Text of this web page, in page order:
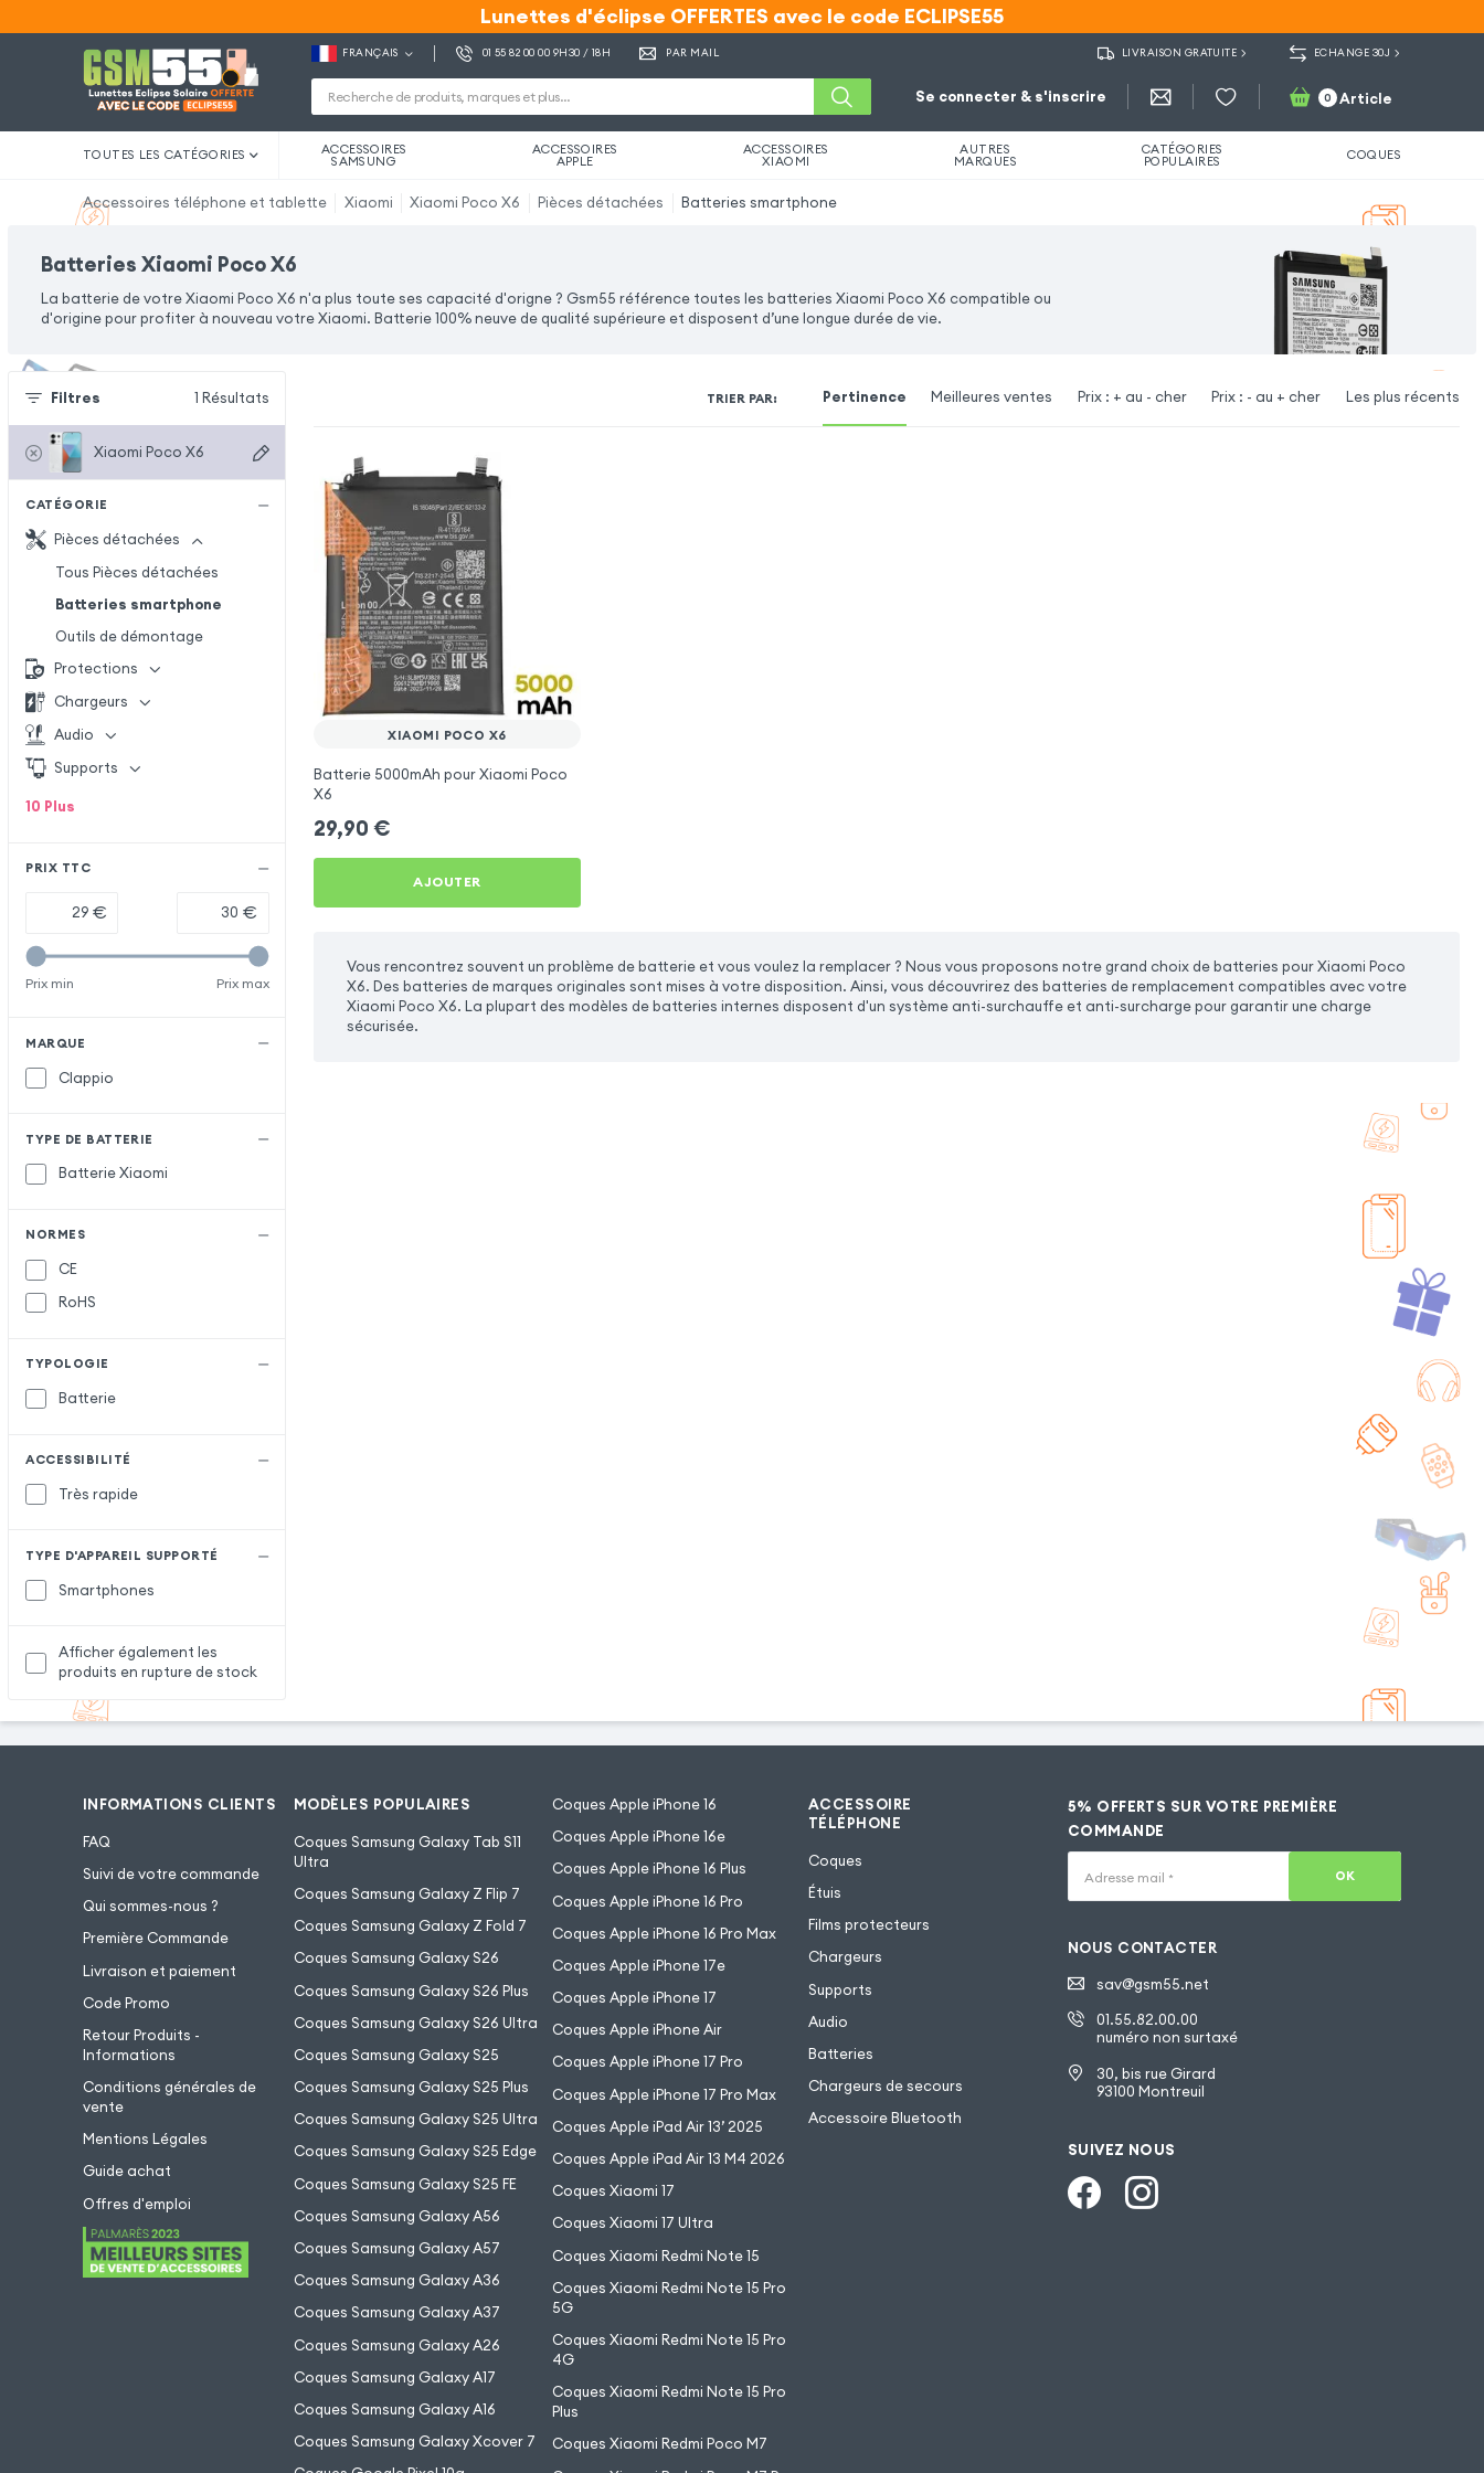
Lunettes d'éclipse OFFERTES avec le code ECLIPSE55
Lunettes d'éclipse OFFERTES avec le code ECLIPSE55
FRANÇAIS 01 55 82 00 00 9H30 / 18H PAR MAIL LIVRAISON GRATUITE ECHANGE 30J
Se connecter & s'inscrire 0 Article
TOUTES LES CATÉGORIES ACCESSOIRES
SAMSUNG
ACCESSOIRES
APPLE
ACCESSOIRES
XIAOMI
AUTRES
MARQUES
CATÉGORIES
POPULAIRES COQUES
Accessoires téléphone et tablette Xiaomi Xiaomi Poco X6 Pièces détachées Batteries smartphone
Batteries Xiaomi Poco X6
La batterie de votre Xiaomi Poco X6 n'a plus toute ses capacité d'origne ? Gsm55 référence toutes les batteries Xiaomi Poco X6 compatible ou
d'origine pour profiter à nouveau votre Xiaomi. Batterie 100% neuve de qualité supérieure et disposent d’une longue durée de vie.
Filtres 1 Résultats
Xiaomi Poco X6
CATÉGORIE
Pièces détachées
Tous Pièces détachées
Batteries smartphone
Outils de démontage
Protections
Chargeurs
Audio
Supports
10 Plus
PRIX TTC
€ €
Prix min Prix max
MARQUE
Clappio
TYPE DE BATTERIE
Batterie Xiaomi
NORMES
CE
RoHS
TYPOLOGIE
Batterie
ACCESSIBILITÉ
Très rapide
TYPE D'APPAREIL SUPPORTÉ
Smartphones
Afficher également les
produits en rupture de stock
TRIER PAR: Pertinence Meilleures ventes Prix : + au - cher Prix : - au + cher Les plus récents
XIAOMI POCO X6
Batterie 5000mAh pour Xiaomi Poco
X6
29,90 €
AJOUTER
Vous rencontrez souvent un problème de batterie et vous voulez la remplacer ? Nous vous proposons notre grand choix de batteries pour Xiaomi Poco
X6. Des batteries de marques originales sont mises à votre disposition. Ainsi, vous découvrirez des batteries de remplacement compatibles avec votre
Xiaomi Poco X6. La plupart des modèles de batteries internes disposent d'un système anti-surchauffe et anti-surcharge pour garantir une charge
sécurisée.
INFORMATIONS CLIENTS
FAQ
Suivi de votre commande
Qui sommes-nous ?
Première Commande
Livraison et paiement
Code Promo
Retour Produits -
Informations
Conditions générales de
vente
Mentions Légales
Guide achat
Offres d'emploi
MODÈLES POPULAIRES
Coques Samsung Galaxy Tab S11
Ultra
Coques Samsung Galaxy Z Flip 7
Coques Samsung Galaxy Z Fold 7
Coques Samsung Galaxy S26
Coques Samsung Galaxy S26 Plus
Coques Samsung Galaxy S26 Ultra
Coques Samsung Galaxy S25
Coques Samsung Galaxy S25 Plus
Coques Samsung Galaxy S25 Ultra
Coques Samsung Galaxy S25 Edge
Coques Samsung Galaxy S25 FE
Coques Samsung Galaxy A56
Coques Samsung Galaxy A57
Coques Samsung Galaxy A36
Coques Samsung Galaxy A37
Coques Samsung Galaxy A26
Coques Samsung Galaxy A17
Coques Samsung Galaxy A16
Coques Samsung Galaxy Xcover 7
Coques Apple iPhone 16
Coques Apple iPhone 16e
Coques Apple iPhone 16 Plus
Coques Apple iPhone 16 Pro
Coques Apple iPhone 16 Pro Max
Coques Apple iPhone 17e
Coques Apple iPhone 17
Coques Apple iPhone Air
Coques Apple iPhone 17 Pro
Coques Apple iPhone 17 Pro Max
Coques Apple iPad Air 13’ 2025
Coques Apple iPad Air 13 M4 2026
Coques Xiaomi 17
Coques Xiaomi 17 Ultra
Coques Xiaomi Redmi Note 15
Coques Xiaomi Redmi Note 15 Pro
5G
Coques Xiaomi Redmi Note 15 Pro
4G
Coques Xiaomi Redmi Note 15 Pro
Plus
Coques Xiaomi Redmi Poco M7
ACCESSOIRE
TÉLÉPHONE
Coques
Étuis
Films protecteurs
Chargeurs
Supports
Audio
Batteries
Chargeurs de secours
Accessoire Bluetooth
5% OFFERTS SUR VOTRE PREMIÈRE
COMMANDE
Adresse mail * OK
NOUS CONTACTER
sav@gsm55.net
01.55.82.00.00
numéro non surtaxé
30, bis rue Girard
93100 Montreuil
SUIVEZ NOUS